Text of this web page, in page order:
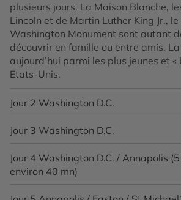
plusieurs jours. La Maison Blanche,
Lincoln et de Martin Luther King Jr.,
Washington Monument sont autant
découvrir en famille ou entre amis.
aujourd’hui parmi les plus jeunes et «
Etats-Unis.
Jour 2 Washington D.C.
Cette journée peut être consacrée à la
Washington DCqui se découvre
vélo, en transports en commun, voire
aventuriers en « Segway ». Les
classe mondiale faisant partie du
Jour 3 Washington D.C.
Aujourd’hui, pourquoi ne pas partir à
quartiers résidentiels et
tels que Georgetown, H Street NE, U
Jour 4 Washington D.C. / Annapolis
environ 40 mn)